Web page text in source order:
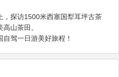
，探访1500米西塞国犁耳坪古茶
山茶田。
驾一日游美好旅程！